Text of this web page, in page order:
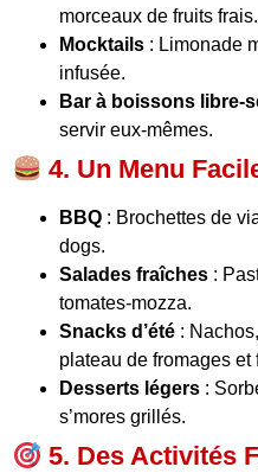
morceaux de fruits frais.
Mocktails : Limonade
infusée.
Bar à boissons libre-
servir eux-mêmes.
4. Un Menu
BBQ : Brochettes de
dogs.
Salades fraîches :
tomates-mozza.
Snacks d’été :
plateau de fromages et
Desserts légers :
s’mores grillés.
5. Des Activités